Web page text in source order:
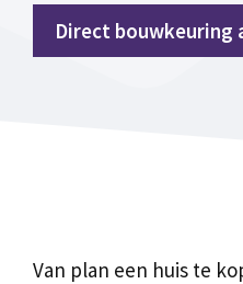
Direct bouwkeuring
Van plan een huis te